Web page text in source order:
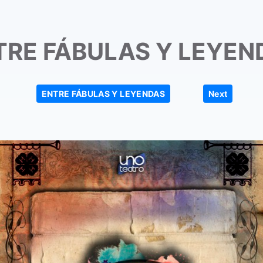
FÁBULAS Y
ENTRE FÁBULAS Y LEYENDAS Next